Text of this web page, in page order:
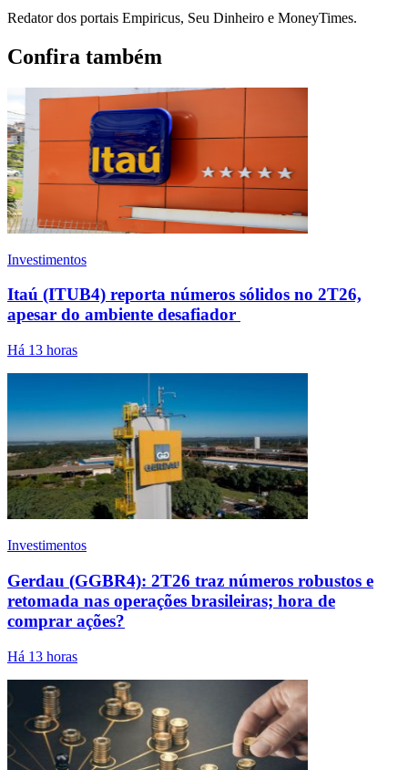
Redator dos portais Empiricus, Seu Dinheiro e MoneyTimes.
Confira também
Investimentos
Itaú (ITUB4) reporta números sólidos no 2T26,
apesar do ambiente desafiador
Há 13 horas
Investimentos
Gerdau (GGBR4): 2T26 traz números robustos e
retomada nas operações brasileiras; hora de
comprar ações?
Há 13 horas